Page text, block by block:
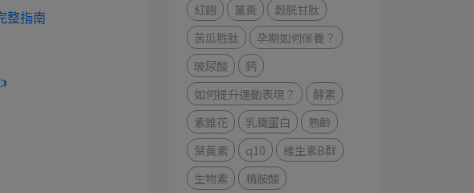
整指南
紅麴
薑黃
穀胱甘肽
苦瓜胜肽
孕期如何保養？
玻尿酸
鈣
如何提升運動表現？
酵素
紫錐花
乳鐵蛋白
熟齡
葉黃素
q10
維生素B群
生物素
精胺酸